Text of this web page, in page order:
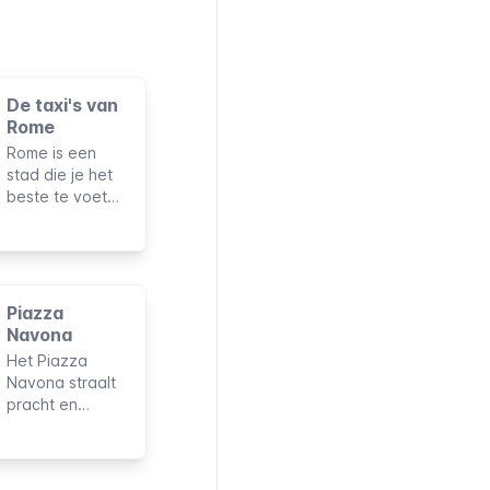
De taxi's van
Rome
Rome is een
stad die je het
beste te voet
afstanden,
vooral als je
gezelschap of
met veel
bagage.
Piazza
Navona
Het Piazza
Navona straalt
pracht en